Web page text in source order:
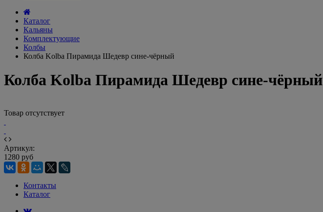
Каталог
Кальяны
Комплектующие
Колбы
Колба Kolba Пирамида Шедевр сине-чёрный
Колба Kolba Пирамида Шедевр сине-чёрный
Товар отсутствует
Артикул:
1280 руб
Контакты
Каталог